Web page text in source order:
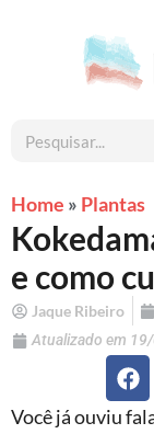
Home » Plantas
e como
Jaque Ribeiro
Atualizado em
Você já ouviu